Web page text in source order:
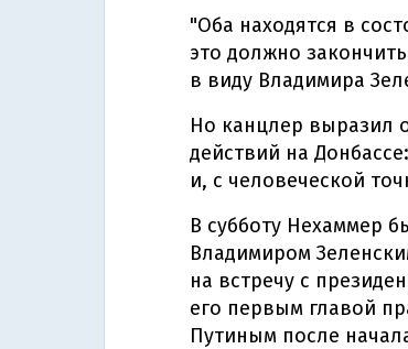
"Оба находятся в
это должно
в виду Владимира
Но канцлер выразил
действий на
и, с человеческой
В субботу Нехаммер
Владимиром
на встречу с
его первым главой
Путиным после